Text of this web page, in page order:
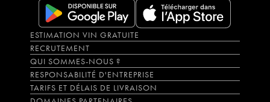
ESTIMATION VIN GRATUITE
RECRUTEMENT
QUI SOMMES-NOUS ?
RESPONSABILITÉ D'ENTREPRISE
TARIFS ET DÉLAIS DE LIVRAISON